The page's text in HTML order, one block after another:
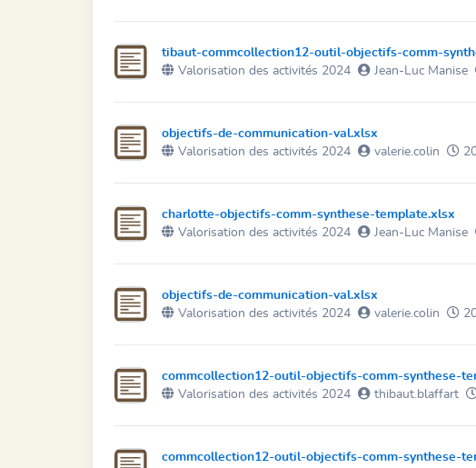
tibaut-commcollection12-outil-objectifs-comm-
Valorisation des activités 2024
Jean-Luc Manise
objectifs-de-communication-val.xlsx
Valorisation des activités 2024
valerie.colin
charlotte-objectifs-comm-synthese-template.xlsx
Valorisation des activités 2024
Jean-Luc Manise
objectifs-de-communication-val.xlsx
Valorisation des activités 2024
valerie.colin
commcollection12-outil-objectifs-comm-synthese-
Valorisation des activités 2024
thibaut.blaffart
commcollection12-outil-objectifs-comm-synthese-